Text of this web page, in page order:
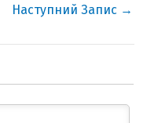
Наступний Запис →